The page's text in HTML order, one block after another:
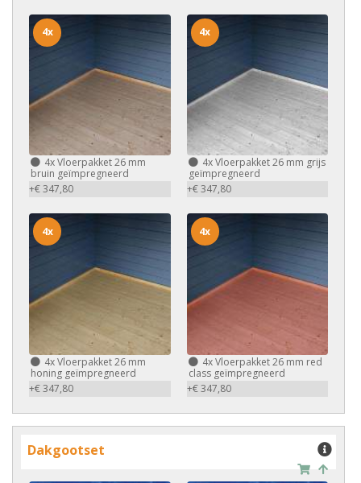
4xVloerpakket 26 mm
bruin geïmpregneerd
+€ 347,80
4x
4xVloerpakket 26 mm grijs
geïmpregneerd
+€ 347,80
4x
4xVloerpakket 26 mm
honing geïmpregneerd
+€ 347,80
4x
4xVloerpakket 26 mm red
class geïmpregneerd
+€ 347,80
4x
Dakgootset